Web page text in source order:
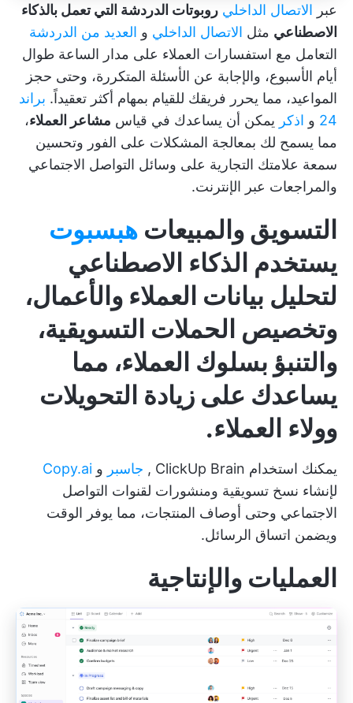
عبر الاتصال الداخلي روبوتات الدردشة التي تعمل بالذكاء
الاصطناعي مثل الاتصال الداخلي و العديد من الدردشة
التعامل مع استفسارات العملاء على مدار الساعة طوال
أيام الأسبوع، والإجابة عن الأسئلة المتكررة، وحتى حجز
المواعيد، مما يحرر فريقك للقيام بمهام أكثر تعقيداً. براند
24 و اذكر يمكن أن يساعدك في قياس مشاعر العملاء،
مما يسمح لك بمعالجة المشكلات على الفور وتحسين
سمعة علامتك التجارية على وسائل التواصل الاجتماعي
والمراجعات عبر الإنترنت.
التسويق والمبيعات هبسبوت
يستخدم الذكاء الاصطناعي
لتحليل بيانات العملاء والأعمال،
وتخصيص الحملات التسويقية،
والتنبؤ بسلوك العملاء، مما
يساعدك على زيادة التحويلات
وولاء العملاء.
يمكنك استخدام ClickUp Brain
, جاسبر و Copy.ai
لإنشاء نسخ تسويقية ومنشورات لقنوات التواصل
الاجتماعي وحتى أوصاف المنتجات، مما يوفر الوقت
ويضمن اتساق الرسائل.
العمليات والإنتاجية